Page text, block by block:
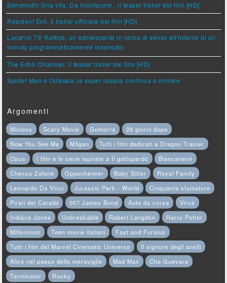
Behemoth! Una vita. Da ricomporre., il teaser trailer del film [HD]
Resident Evil, il trailer ufficiale del film [HD]
Locarno 79: Ketticè, un adolescente in cerca di senso all'interno di un
mondo programmaticamente insensato
The Echo Chamber, il teaser trailer del film [HD]
Spider Man e Odissea: la super coppia continua a correre
Argomenti
Minions Scary Movie Gomorra
28 giorni dopo
Now You See Me
M3gan
Tutti i film dedicati a Dragon Trainer
Opus
I film e le serie ispirate a Il gattopardo
Biancaneve
Checco Zalone
Oppenheimer Baby Sitter
Royal Family
Leonardo Da Vinci
Jurassic Park - World
Cinquanta sfumature
Pirati dei Caraibi
007 James Bond Auto da corsa
Virus
Indiana Jones
Unbreakable Robert Langdon
Harry Potter
Millennium
Teen movie italiani
Fast and Furious
Tutti i film del Marvel Cinematic Universe
Il signore degli anelli
Alice nel paese delle meraviglie
Mad Max
Che Guevara
Terminator
Rocky